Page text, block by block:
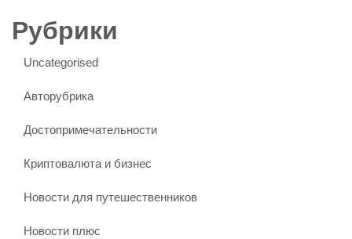
Рубрики
Uncategorised
Авторубрика
Достопримечательности
Криптовалюта и бизнес
Новости для путешественников
Новости плюс